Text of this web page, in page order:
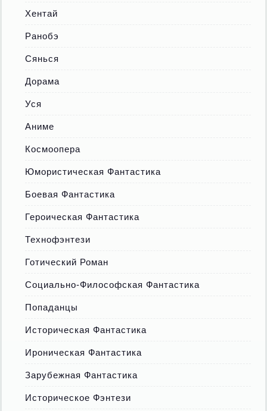
Хентай
Ранобэ
Сянься
Дорама
Уся
Аниме
Космоопера
Юмористическая Фантастика
Боевая Фантастика
Героическая Фантастика
Технофэнтези
Готический Роман
Социально-Философская Фантастика
Попаданцы
Историческая Фантастика
Ироническая Фантастика
Зарубежная Фантастика
Историческое Фэнтези